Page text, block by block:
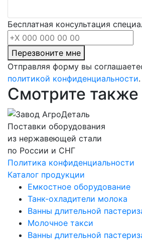
Бесплатная консультация
Перезвоните мне
Отправляя форму вы
политикой конфиденциальности.
Смотрите также
Поставки оборудования
из нержавеющей стали
по России и СНГ
Политика конфиденциальности
Каталог продукции
Емкостное оборудование
Танк-охладители молока
Ванны длительной
Молочное такси
Ванны длительной